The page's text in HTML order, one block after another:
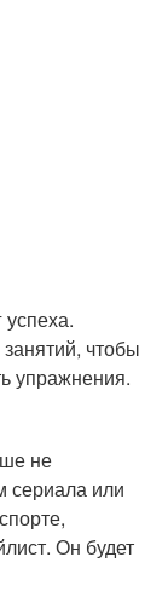
чтобы
упражнения.
не
сериала или
Он будет